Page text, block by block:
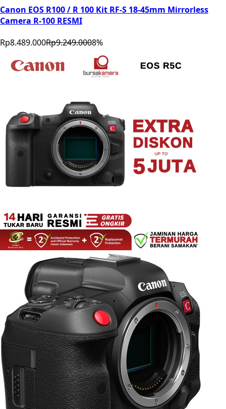
Canon EOS R100 / R 100 Kit RF-S 18-45mm Mirrorless
Camera R-100 RESMI
Rp8.489.000Rp9.249.0008%